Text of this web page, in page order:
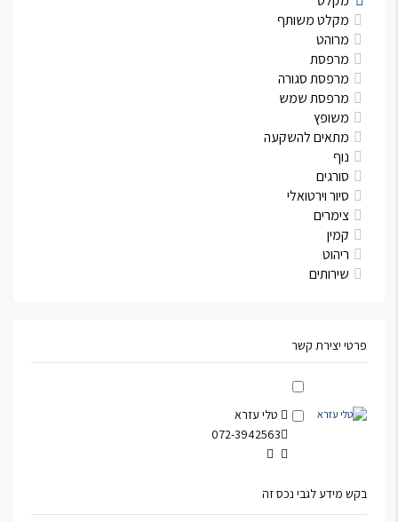
מקלט משותף
מרוהט
מרפסת
מרפסת סגורה
מרפסת שמש
משופץ
מתאים להשקעה
נוף
סורגים
סיור וירטואלי
צימרים
קמין
ריהוט
שירותים
פרטי יצירת קשר
טלי עזרא
072-3942563
בקש מידע לגבי נכס זה